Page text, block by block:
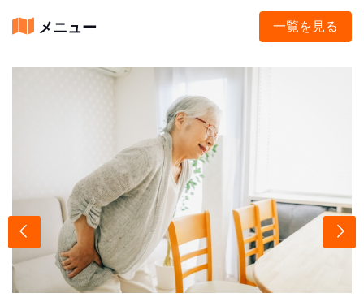
メニュー 一覧を見る